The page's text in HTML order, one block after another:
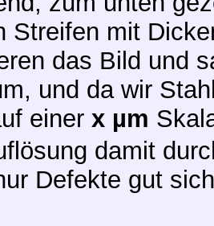
Streifen mit
das Bild und
und da wir
einer x µm
damit
Defekte gut